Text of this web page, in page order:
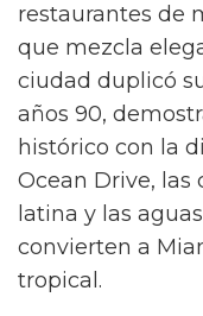
restaurantes de
que mezcla
ciudad duplicó
años 90,
histórico con la
Ocean Drive, las
latina y las
convierten a
tropical.